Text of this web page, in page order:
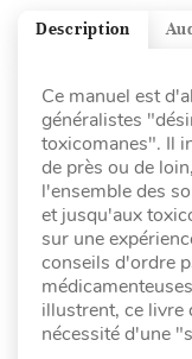
Description
Ce manuel est
généralistes
toxicomanes". Il
de près ou de
l'ensemble des
et jusqu'aux
sur une
conseils d'ordre
illustrent, ce livre
nécessité d'une